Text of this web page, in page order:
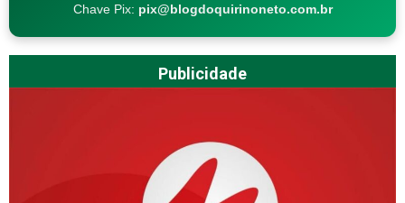
Chave Pix: pix@blogdoquirinoneto.com.br
Publicidade